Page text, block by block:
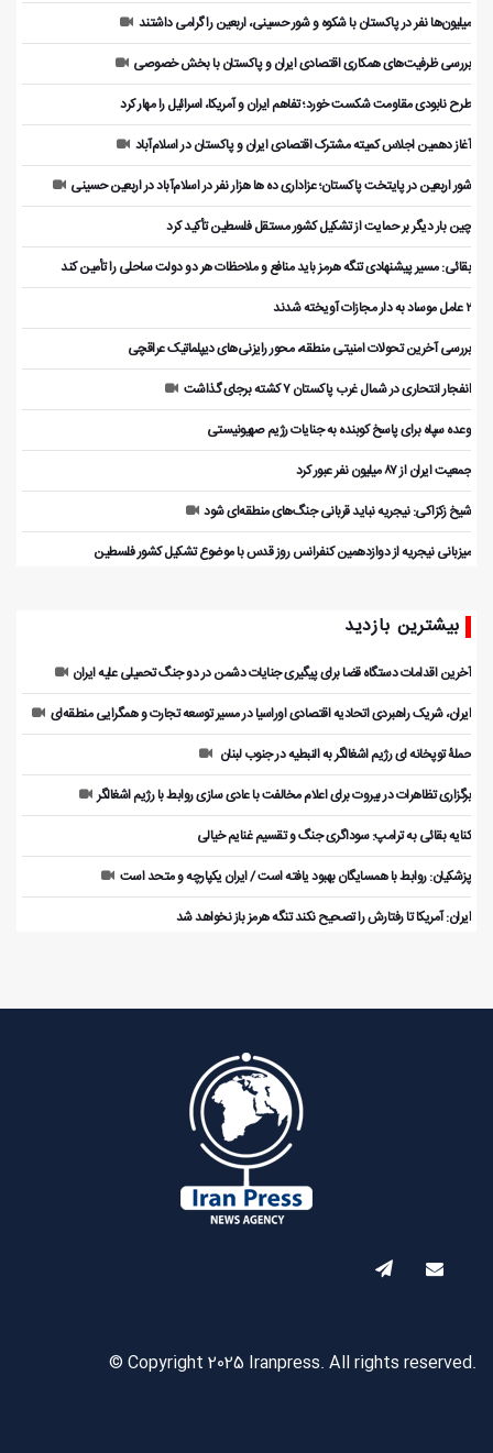
میلیون‌ها نفر در پاکستان با شکوه و شور حسینی، اربعین را گرامی داشتند
بررسی ظرفیت‌های همکاری اقتصادی ایران و پاکستان با بخش خصوصی
طرح نابودی مقاومت شکست خورد؛ تفاهم ایران و آمریکا، اسرائیل را مهار کرد
آغاز دهمین اجلاس کمیته مشترک اقتصادی ایران و پاکستان در اسلام‌آباد
شور اربعین در پایتخت پاکستان؛ عزاداری ده ها هزار نفر در اسلام‌آباد در اربعین حسینی
چین بار دیگر بر حمایت از تشکیل کشور مستقل فلسطین تأکید کرد
بقائی: مسیر پیشنهادی تنگه هرمز باید منافع و ملاحظات هر دو دولت ساحلی را تأمین کند
۲ عامل موساد به دار مجازات آویخته شدند
بررسی آخرین تحولات امنیتی منطقه، محور رایزنی‌های دیپلماتیک عراقچی
انفجار انتحاری در شمال غرب پاکستان ۷ کشته برجای گذاشت
وعده سپاه برای پاسخ کوبنده به جنایات رژیم صهیونیستی
جمعیت ایران از ۸۷ میلیون نفر عبور کرد
شیخ زکزاکی: نیجریه نباید قربانی جنگ‌های منطقه‌ای شود
میزبانی نیجریه از دوازدهمین کنفرانس روز قدس با موضوع تشکیل کشور فلسطین
بیشترین بازدید
آخرین اقدامات دستگاه قضا برای پیگیری جنایات دشمن در دو جنگ تحمیلی علیه ایران
ایران، شریک راهبردی اتحادیه اقتصادی اوراسیا در مسیر توسعه تجارت و همگرایی منطقه‌ای
حملۀ توپخانه ای رژیم اشغالگر به النبطیه در جنوب لبنان
برگزاری تظاهرات در بیروت برای اعلام مخالفت با عادی سازی روابط با رژیم اشغالگر
کنایه بقائی به ترامپ: سوداگری جنگ و تقسیم غنایم خیالی
پزشکیان: روابط با همسایگان بهبود یافته است / ایران یکپارچه و متحد است
ایران: آمریکا تا رفتارش را تصحیح نکند تنگه هرمز باز نخواهد شد
© Copyright 2025 Iranpress. All rights reserved.